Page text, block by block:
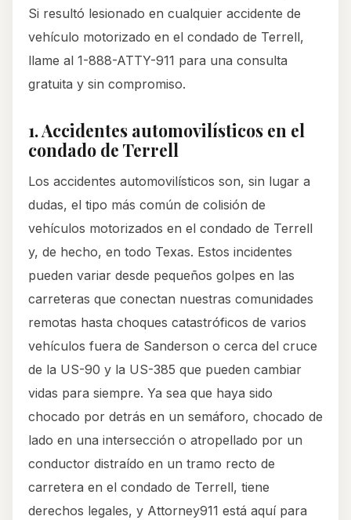
Si resultó lesionado en cualquier accidente de
vehículo motorizado en el condado de Terrell,
llame al 1-888-ATTY-911 para una consulta
gratuita y sin compromiso.
1. Accidentes automovilísticos en el
condado de Terrell
Los accidentes automovilísticos son, sin lugar a
dudas, el tipo más común de colisión de
vehículos motorizados en el condado de Terrell
y, de hecho, en todo Texas. Estos incidentes
pueden variar desde pequeños golpes en las
carreteras que conectan nuestras comunidades
remotas hasta choques catastróficos de varios
vehículos fuera de Sanderson o cerca del cruce
de la US-90 y la US-385 que pueden cambiar
vidas para siempre. Ya sea que haya sido
chocado por detrás en un semáforo, chocado de
lado en una intersección o atropellado por un
conductor distraído en un tramo recto de
carretera en el condado de Terrell, tiene
derechos legales, y Attorney911 está aquí para